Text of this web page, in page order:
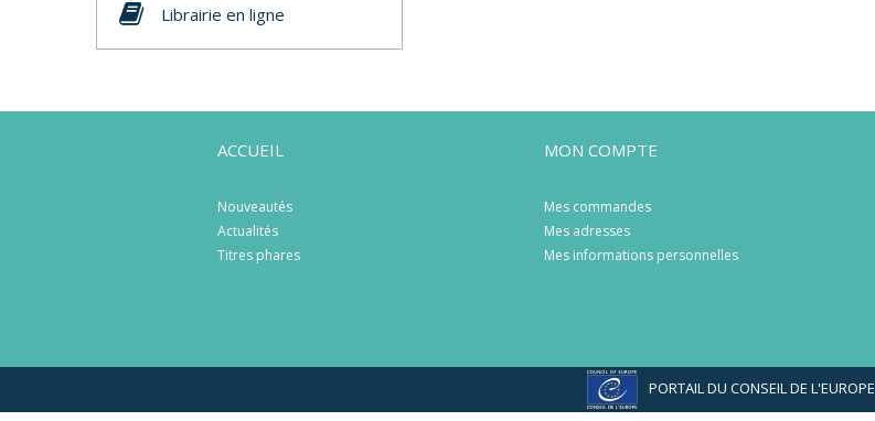
Librairie en ligne
ACCUEIL
Nouveautés
Actualités
Titres phares
MON COMPTE
Mes commandes
Mes adresses
Mes informations personnelles
PORTAIL DU CONSEIL DE L'EUROPE